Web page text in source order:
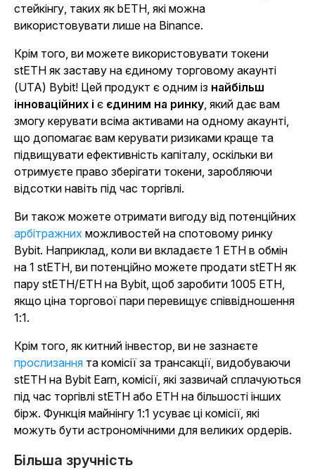
стейкінгу, таких як bETH, які можна
використовувати лише на Binance.
Крім того, ви можете використовувати токени
stETH як заставу на єдиному торговому акаунті
(UTA) Bybit! Цей продукт є одним із найбільш
інноваційних і є єдиним на ринку , який дає вам
змогу керувати всіма активами на одному акаунті,
що допомагає вам керувати ризиками краще та
підвищувати ефективність капіталу, оскільки ви
отримуєте право зберігати токени, заробляючи
відсотки навіть під час торгівлі.
Ви також можете отримати вигоду від потенційних
арбітражних можливостей на спотовому ринку
Bybit. Наприклад, коли ви вкладаєте 1 ETH в обмін
на 1 stETH, ви потенційно можете продати stETH як
пару stETH/ETH на Bybit, щоб заробити 1005 ETH,
якщо ціна торгової пари перевищує співвідношення
1:1.
Крім того, як китний інвестор, ви не зазнаєте
прослизання та комісії за трансакції, видобуваючи
stETH на Bybit Earn, комісії, які зазвичай сплачуються
під час торгівлі stETH або ETH на більшості інших
бірж. Функція майнінгу 1:1 усуває ці комісії, які
можуть бути астрономічними для великих ордерів.
Більша зручність